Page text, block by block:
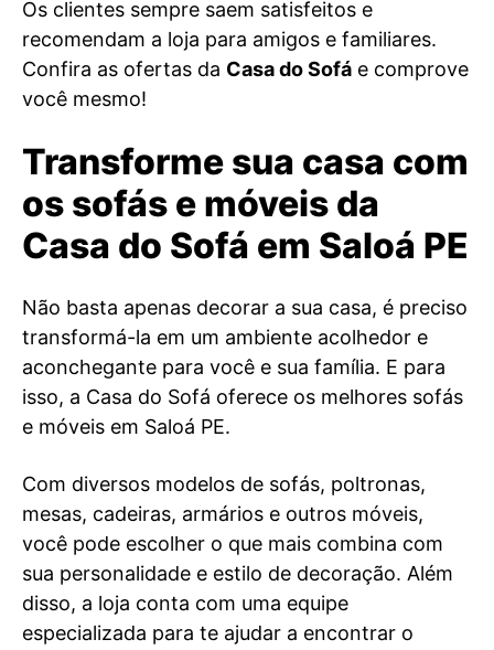
Os clientes sempre saem satisfeitos e
recomendam a loja para amigos e familiares.
Confira as ofertas da Casa do Sofá e comprove
você mesmo!
Transforme sua casa com
os sofás e móveis da
Casa do Sofá em Saloá PE
Não basta apenas decorar a sua casa, é preciso
transformá-la em um ambiente acolhedor e
aconchegante para você e sua família. E para
isso, a Casa do Sofá oferece os melhores sofás
e móveis em Saloá PE.
Com diversos modelos de sofás, poltronas,
mesas, cadeiras, armários e outros móveis,
você pode escolher o que mais combina com
sua personalidade e estilo de decoração. Além
disso, a loja conta com uma equipe
especializada para te ajudar a encontrar o